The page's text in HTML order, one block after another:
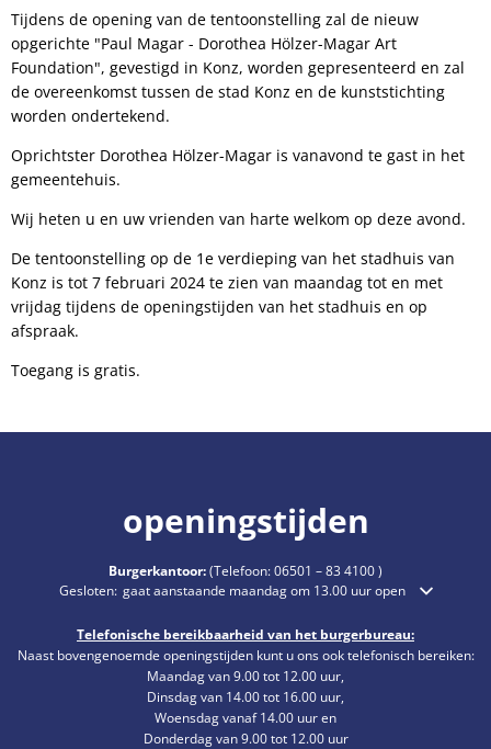
Tijdens de opening van de tentoonstelling zal de nieuw
opgerichte "Paul Magar - Dorothea Hölzer-Magar Art
Foundation", gevestigd in Konz, worden gepresenteerd en zal
de overeenkomst tussen de stad Konz en de kunststichting
worden ondertekend.
Oprichtster Dorothea Hölzer-Magar is vanavond te gast in het
gemeentehuis.
Wij heten u en uw vrienden van harte welkom op deze avond.
De tentoonstelling op de 1e verdieping van het stadhuis van
Konz is tot 7 februari 2024 te zien van maandag tot en met
vrijdag tijdens de openingstijden van het stadhuis en op
afspraak.
Toegang is gratis.
openingstijden
Burgerkantoor:(Telefoon:06501 – 83 4100)
Klik om extra openings- of sluitingstijden te verbergen
Gesloten: gaat aanstaande maandag om 13.00 uur open
Telefonische bereikbaarheid van het burgerbureau:
Naast bovengenoemde openingstijden kunt u ons ook telefonisch bereiken:
Maandag van 9.00 tot 12.00 uur,
Dinsdag van 14.00 tot 16.00 uur,
Woensdag vanaf 14.00 uur en
Donderdag van 9.00 tot 12.00 uur